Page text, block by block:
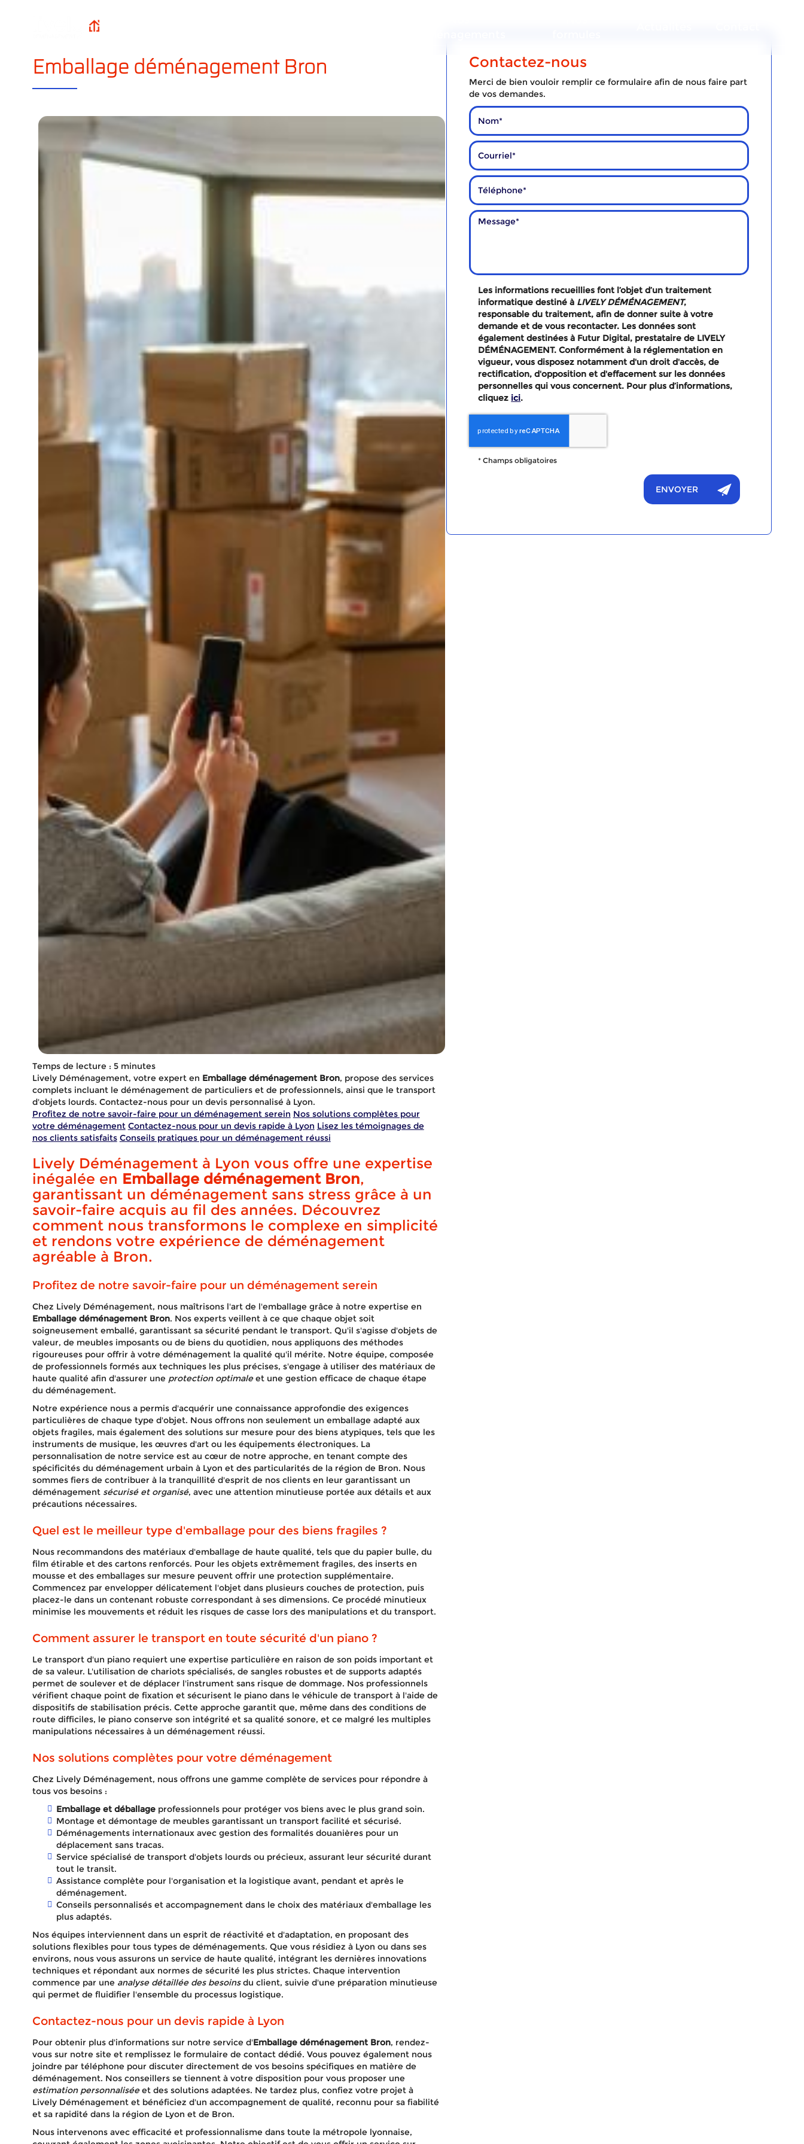
Emballage déménagement
Bron
APPELEZ-NOUS ! DEVIS GRATUIT
Emballage déménagement Bron
Temps de lecture : 5 minutes
Lively Déménagement, votre expert en Emballage déménagement Bron, propose des services
complets incluant le déménagement de particuliers et de professionnels, ainsi que le transport
d'objets lourds. Contactez-nous pour un devis personnalisé à Lyon.
Profitez de notre savoir-faire pour un déménagement serein Nos solutions complètes pour
votre déménagement Contactez-nous pour un devis rapide à Lyon Lisez les témoignages de
nos clients satisfaits Conseils pratiques pour un déménagement réussi
Lively Déménagement à Lyon vous offre une expertise
inégalée en Emballage déménagement Bron,
garantissant un déménagement sans stress grâce à un
savoir-faire acquis au fil des années. Découvrez
comment nous transformons le complexe en simplicité
et rendons votre expérience de déménagement
agréable à Bron.
Profitez de notre savoir-faire pour un déménagement serein
Chez Lively Déménagement, nous maîtrisons l'art de l'emballage grâce à notre expertise en
Emballage déménagement Bron. Nos experts veillent à ce que chaque objet soit
soigneusement emballé, garantissant sa sécurité pendant le transport. Qu'il s'agisse d'objets de
valeur, de meubles imposants ou de biens du quotidien, nous appliquons des méthodes
rigoureuses pour offrir à votre déménagement la qualité qu'il mérite. Notre équipe, composée
de professionnels formés aux techniques les plus précises, s'engage à utiliser des matériaux de
haute qualité afin d'assurer une protection optimaleet une gestion efficace de chaque étape
du déménagement.
Notre expérience nous a permis d'acquérir une connaissance approfondie des exigences
particulières de chaque type d'objet. Nous offrons non seulement un emballage adapté aux
objets fragiles, mais également des solutions sur mesure pour des biens atypiques, tels que les
instruments de musique, les œuvres d'art ou les équipements électroniques. La
personnalisation de notre service est au cœur de notre approche, en tenant compte des
spécificités du déménagement urbain à Lyon et des particularités de la région de Bron. Nous
sommes fiers de contribuer à la tranquillité d'esprit de nos clients en leur garantissant un
déménagement sécurisé et organisé, avec une attention minutieuse portée aux détails et aux
précautions nécessaires.
Quel est le meilleur type d'emballage pour des biens fragiles ?
Nous recommandons des matériaux d'emballage de haute qualité, tels que du papier bulle, du
film étirable et des cartons renforcés. Pour les objets extrêmement fragiles, des inserts en
mousse et des emballages sur mesure peuvent offrir une protection supplémentaire.
Commencez par envelopper délicatement l'objet dans plusieurs couches de protection, puis
placez-le dans un contenant robuste correspondant à ses dimensions. Ce procédé minutieux
minimise les mouvements et réduit les risques de casse lors des manipulations et du transport.
Comment assurer le transport en toute sécurité d'un piano ?
Le transport d'un piano requiert une expertise particulière en raison de son poids important et
de sa valeur. L'utilisation de chariots spécialisés, de sangles robustes et de supports adaptés
permet de soulever et de déplacer l'instrument sans risque de dommage. Nos professionnels
vérifient chaque point de fixation et sécurisent le piano dans le véhicule de transport à l'aide de
dispositifs de stabilisation précis. Cette approche garantit que, même dans des conditions de
route difficiles, le piano conserve son intégrité et sa qualité sonore, et ce malgré les multiples
manipulations nécessaires à un déménagement réussi.
Nos solutions complètes pour votre déménagement
Chez Lively Déménagement, nous offrons une gamme complète de services pour répondre à
tous vos besoins :
Emballage et déballageprofessionnels pour protéger vos biens avec le plus grand soin.
Montage et démontage de meubles garantissant un transport facilité et sécurisé.
Déménagements internationaux avec gestion des formalités douanières pour un
déplacement sans tracas.
Service spécialisé de transport d'objets lourds ou précieux, assurant leur sécurité durant
tout le transit.
Assistance complète pour l'organisation et la logistique avant, pendant et après le
déménagement.
Conseils personnalisés et accompagnement dans le choix des matériaux d'emballage les
plus adaptés.
Nos équipes interviennent dans un esprit de réactivité et d'adaptation, en proposant des
solutions flexibles pour tous types de déménagements. Que vous résidiez à Lyon ou dans ses
environs, nous vous assurons un service de haute qualité, intégrant les dernières innovations
techniques et répondant aux normes de sécurité les plus strictes. Chaque intervention
commence par une analyse détaillée des besoinsdu client, suivie d'une préparation minutieuse
qui permet de fluidifier l'ensemble du processus logistique.
Contactez-nous pour un devis rapide à Lyon
Pour obtenir plus d'informations sur notre service d'Emballage déménagement Bron, rendez-
vous sur notre site et remplissez le formulaire de contact dédié. Vous pouvez également nous
joindre par téléphone pour discuter directement de vos besoins spécifiques en matière de
déménagement. Nos conseillers se tiennent à votre disposition pour vous proposer une
estimation personnaliséeet des solutions adaptées. Ne tardez plus, confiez votre projet à
Lively Déménagement et bénéficiez d'un accompagnement de qualité, reconnu pour sa fiabilité
et sa rapidité dans la région de Lyon et de Bron.
Nous intervenons avec efficacité et professionnalisme dans toute la métropole lyonnaise,
Contactez-nous
Merci de bien vouloir remplir ce formulaire afin de nous faire part
de vos demandes.
Les informations recueillies font l’objet d’un traitement
informatique destiné à LIVELY DÉMÉNAGEMENT,
responsable du traitement, afin de donner suite à votre
demande et de vous recontacter. Les données sont
également destinées à Futur Digital, prestataire de LIVELY
DÉMÉNAGEMENT. Conformément à la réglementation en
vigueur, vous disposez notamment d'un droit d'accès, de
rectification, d'opposition et d'effacement sur les données
personnelles qui vous concernent. Pour plus d’informations,
cliquez ici.
*Champs obligatoires